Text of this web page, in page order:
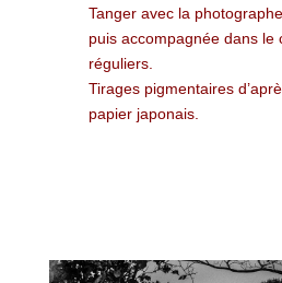
Tanger avec la
puis accompagnée dans le
réguliers.
Tirages pigmentaires
papier japonais.